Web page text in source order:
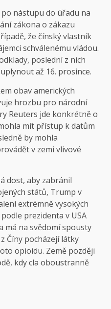
nástupu do úřadu na
zákona o zákazu
že čínský vlastník
schválenému vládou.
poslední z nich
až 16. prosince.
obav amerických
hrozbu pro národní
Reuters jde konkrétně o
mít přístup k datům
by mohla
v zemi vlivové
dost, aby zabránil
států, Trump v
extrémně vysokých
prezidenta v USA
má na svědomí spousty
Číny pocházejí látky
opioidu. Země později
kdy cla oboustranně